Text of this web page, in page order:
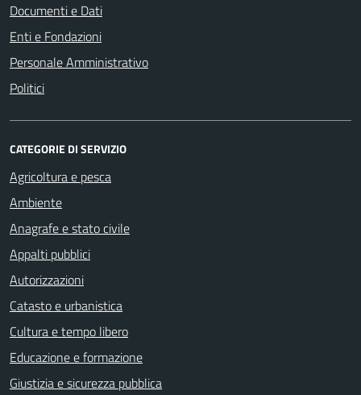
Documenti e Dati
Enti e Fondazioni
Personale Amministrativo
Politici
CATEGORIE DI SERVIZIO
Agricoltura e pesca
Ambiente
Anagrafe e stato civile
Appalti pubblici
Autorizzazioni
Catasto e urbanistica
Cultura e tempo libero
Educazione e formazione
Giustizia e sicurezza pubblica